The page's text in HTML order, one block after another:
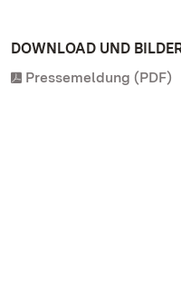
DOWNLOAD UND
Pressemeldung (PDF)